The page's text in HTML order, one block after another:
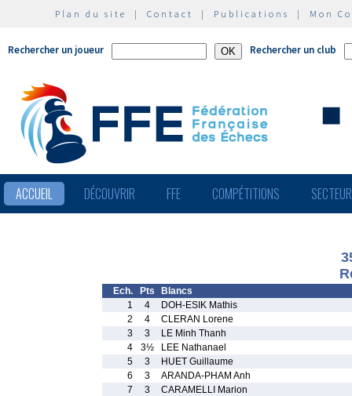
Plan du site | Contact | Publications | Mon
Rechercher un joueur Rechercher un club
ACCUEIL DÉCOUVRIR FFE COMPÉTITIONS
Ech. Pts
Blancs
1
4
DOH-ESIK Mathis
2
4
CLERAN Lorene
3
3
LE Minh Thanh
4
3½
LEE Nathanael
5
3
HUET Guillaume
6
3
ARANDA-PHAM Anh
7
3
CARAMELLI Marion